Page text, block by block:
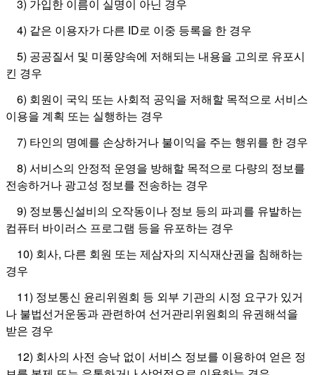
3) 가입한 이름이 실명이 아닌 경우
4) 같은 이용자가 다른 ID로 이중 등록을 한 경우
5) 공공질서 및 미풍양속에 저해되는 내용을 고의로 유포시
킨 경우
6) 회원이 국익 또는 사회적 공익을 저해할 목적으로 서비스
이용을 계획 또는 실행하는 경우
7) 타인의 명예를 손상하거나 불이익을 주는 행위를 한 경우
8) 서비스의 안정적 운영을 방해할 목적으로 다량의 정보를
전송하거나 광고성 정보를 전송하는 경우
9) 정보통신설비의 오작동이나 정보 등의 파괴를 유발하는
컴퓨터 바이러스 프로그램 등을 유포하는 경우
10) 회사, 다른 회원 또는 제삼자의 지식재산권을 침해하는
경우
11) 정보통신 윤리위원회 등 외부 기관의 시정 요구가 있거
나 불법선거운동과 관련하여 선거관리위원회의 유권해석을
받은 경우
12) 회사의 사전 승낙 없이 서비스 정보를 이용하여 얻은 정